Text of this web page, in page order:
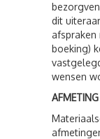
dit
boeking)
wensen